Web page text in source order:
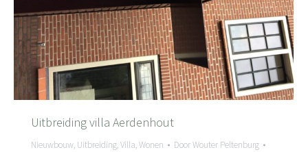
Uitbreiding villa Aerdenhout
Nieuwbouw, Uitbreiding,Villa,Wonen DoorWouter Peltenburg